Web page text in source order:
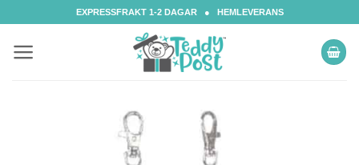
to
EXPRESSFRAKT 1-2 DAGAR ● HEMLEVERANS